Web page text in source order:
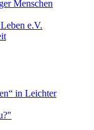
Menschen
e.V.
in Leichter